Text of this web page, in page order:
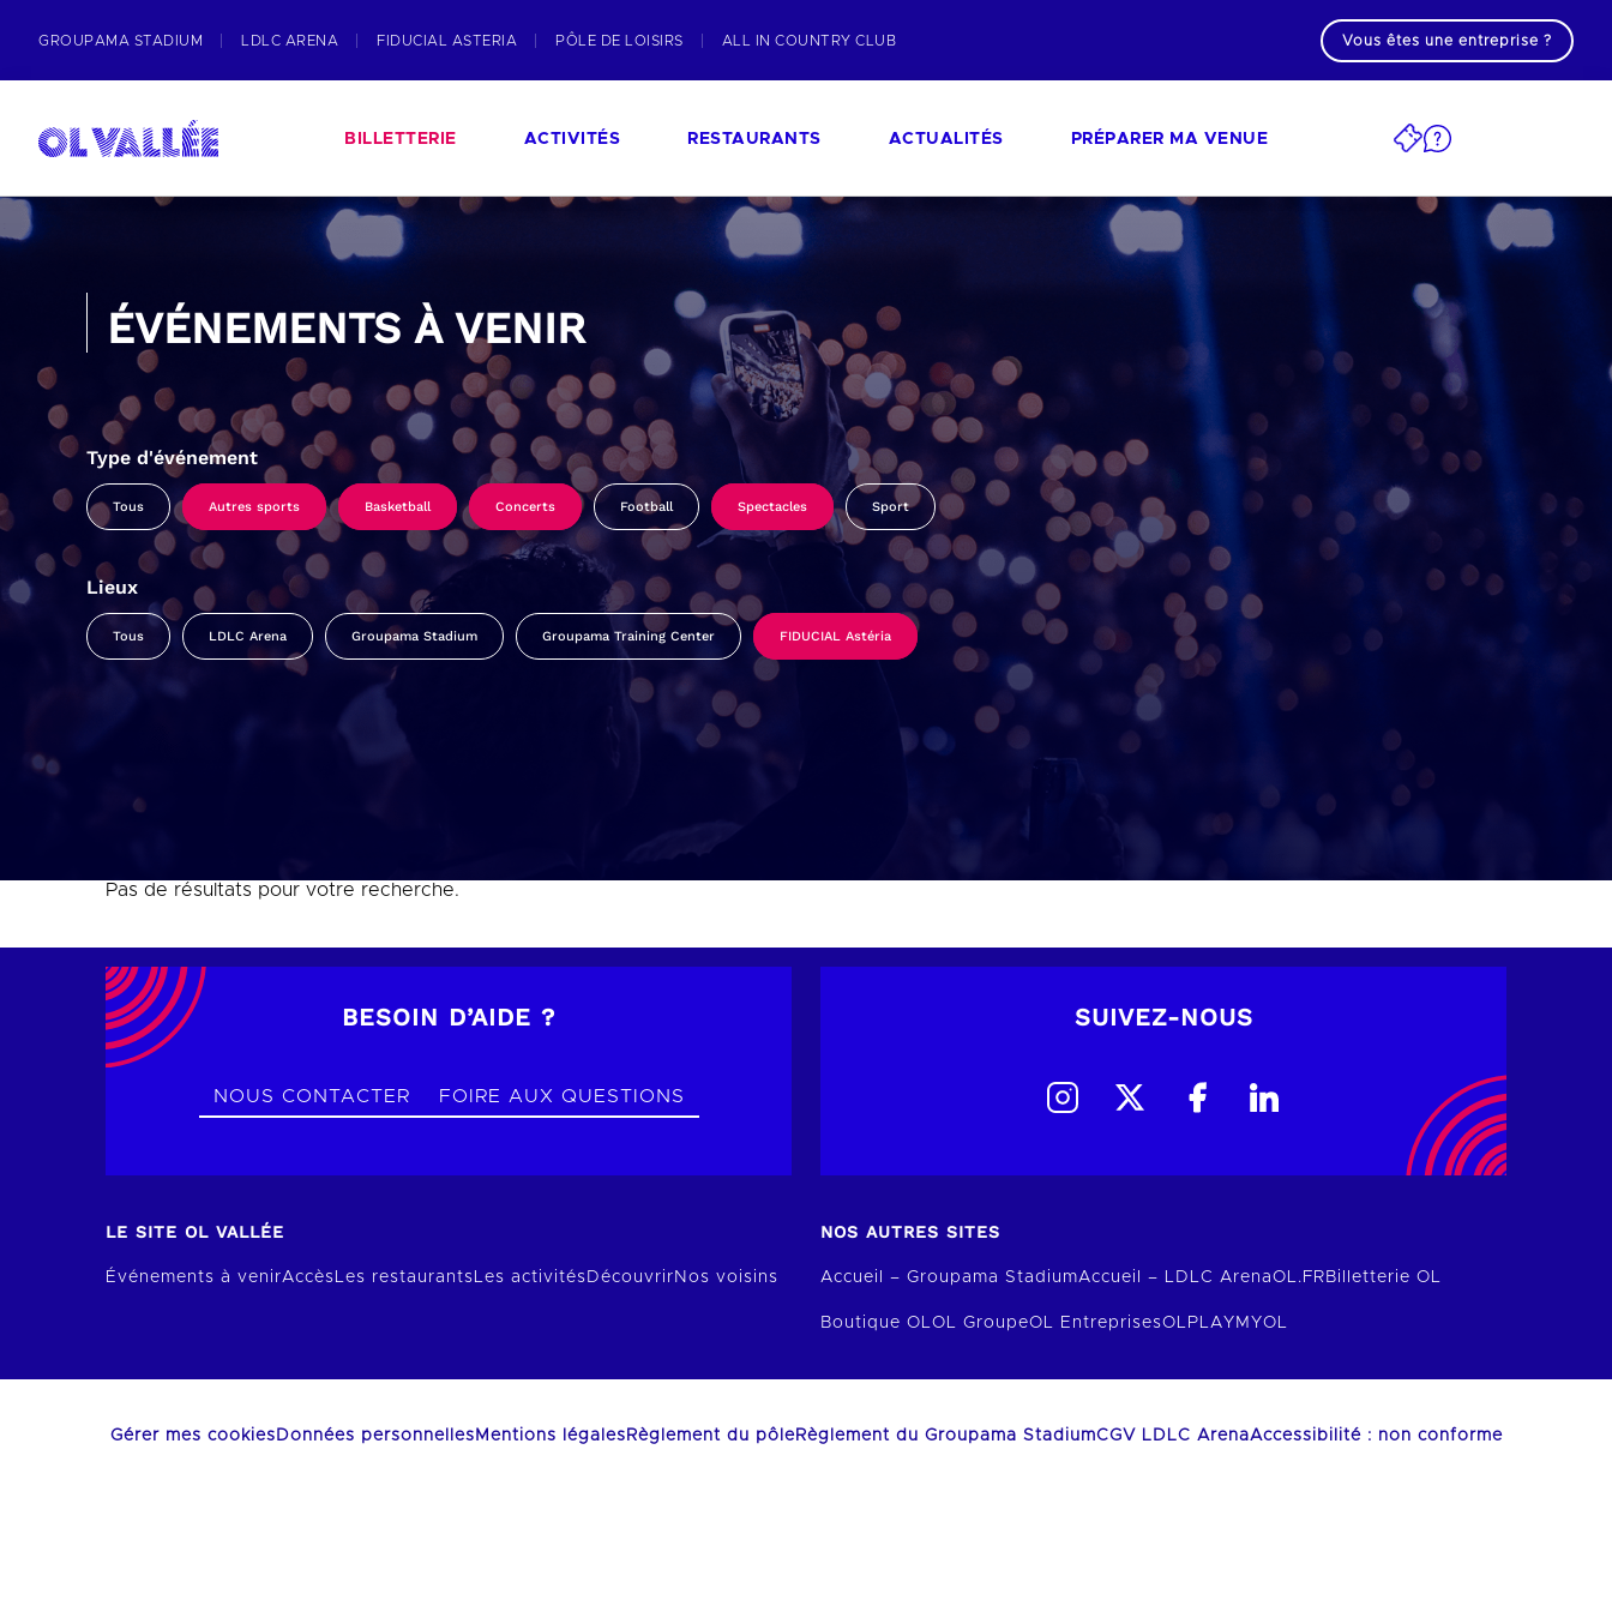
GROUPAMA STADIUM LDLC ARENA FIDUCIAL ASTERIA PÔLE DE LOISIRS ALL IN COUNTRY CLUB Vous êtes une entreprise ?
BILLETTERIE ACTIVITÉS RESTAURANTS ACTUALITÉS PRÉPARER MA VENUE
ÉVÉNEMENTS À VENIR
Type d'événement
Tous Autres sports Basketball Concerts Football Spectacles Sport
Lieux
Tous LDLC Arena Groupama Stadium Groupama Training Center FIDUCIAL Astéria
Pas de résultats pour votre recherche.
BESOIN D’AIDE ?
NOUS CONTACTER FOIRE AUX QUESTIONS
SUIVEZ-NOUS
LE SITE OL VALLÉE
Événements à venirAccèsLes restaurantsLes activités Découvrir Nos voisins
NOS AUTRES SITES
Accueil – Groupama StadiumAccueil – LDLC ArenaOL.FR Billetterie OL
Boutique OLOL GroupeOL EntreprisesOLPLAY MYOL
Gérer mes cookies Données personnelles Mentions légales Règlement du pôleRèglement du Groupama StadiumCGV LDLC ArenaAccessibilité : non conforme